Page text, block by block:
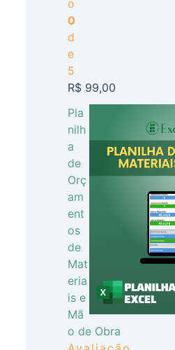
o
0
d
e
5
R$99,00
Pla
nilh
a
de
Orç
am
ent
os
de
Mat
eria
is e
Mã
o de Obra